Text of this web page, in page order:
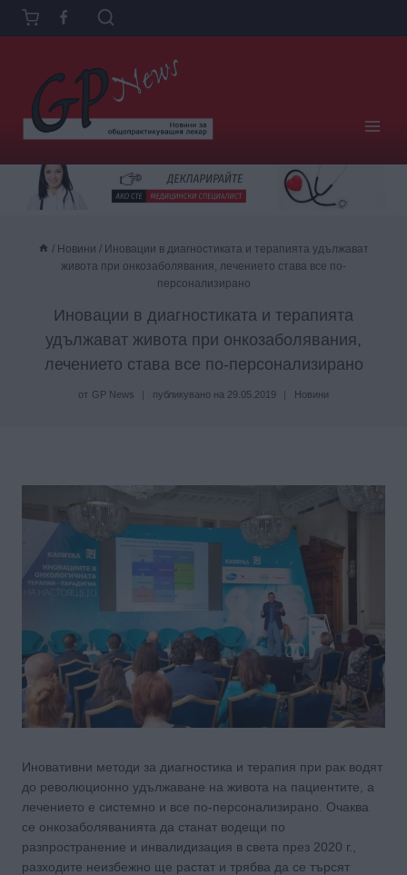
Към
съдържанието
/ Новини / Иновации в диагностиката и терапията удължават
живота при онкозаболявания, лечението става все по-
персонализирано
Иновации в диагностиката и терапията
удължават живота при онкозаболявания,
лечението става все по-персонализирано
от GP News публикувано на 29.05.2019 Новини
Иновативни методи за диагностика и терапия при рак водят
до революционно удължаване на живота на пациентите, а
лечението е системно и все по-персонализирано. Очаква
се онкозаболяванията да станат водещи по
разпространение и инвалидизация в света през 2020 г.,
разходите неизбежно ще растат и трябва да се търсят